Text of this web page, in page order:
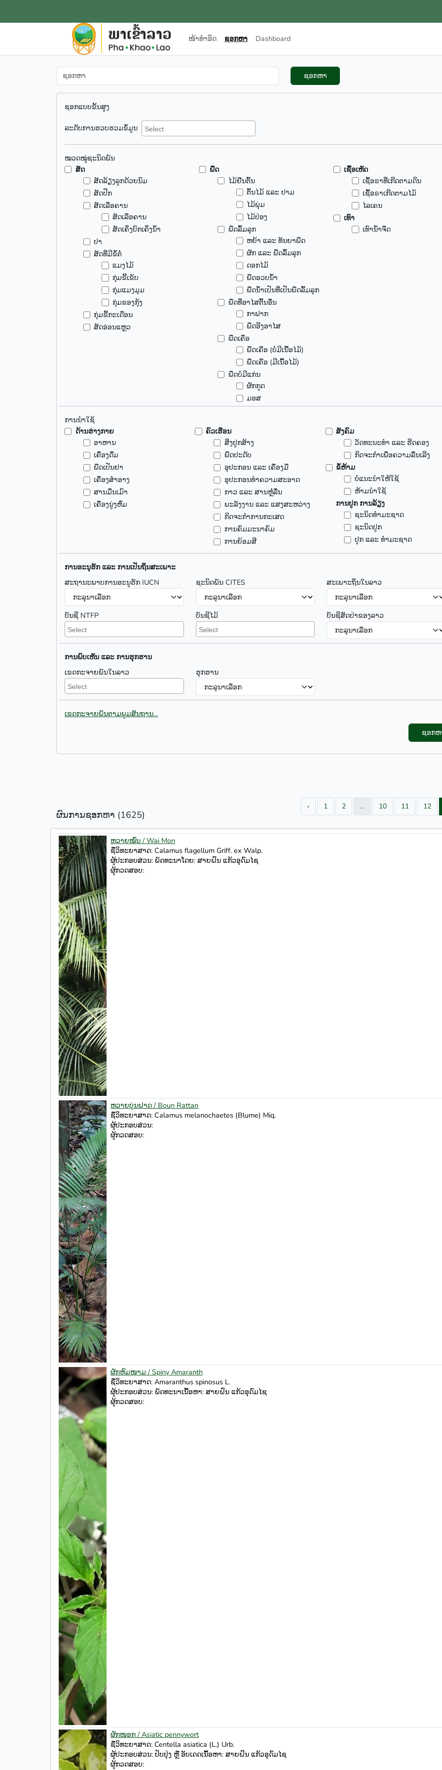
ໜ້າທຳອິດ ຊອກຫາ Dashboard
ຊອກຫາ
ຊອກແບບຂັ້ນສູງ
ລະດັບການຮວບຮວມຂໍ້ມູນ
ໝວດໝູ່ຊະນິດພັນ
ສັດ
ສັດລ້ຽງລູກດ້ວຍນົມ
ສັດປີກ
ສັດເລືອຄານ
ສັດເລືອຄານ
ສັດເຄິ່ງບົກເຄິ່ງນ້ຳ
ປາ
ສັດທີ່ມີຂໍ້ຕໍ່
ແມງໄມ້
ກຸ່ມຂີ້ເຂັບ
ກຸ່ມແມງມຸມ
ກຸ່ມຂອງກຸ້ງ
ກຸ່ມຂີ້ກະເດືອນ
ສັດອ່ອນແຫຼວ
ພືດ
ໄມ້ຢືນຕົ້ນ
ຕົ້ນໄມ້ ແລະ ປາມ
ໄມ້ພຸ່ມ
ໄມ້ປ່ອງ
ພືດລົ້ມລຸກ
ຫຍ້າ ແລະ ທັນຍາພືດ
ຜັກ ແລະ ພືດລົ້ມລຸກ
ດອກໄມ້
ພືດອວບນ້ຳ
ພືດນ້ຳເປັນທີ່ເປັນພືດລົ້ມລຸກ
ພືດທີ່ອາໄສຕົ້ນອື່ນ
ກາຟາກ
ພືດອີງອາໄສ
ພືດເຄືອ
ພືດເຄືອ (ບໍ່ມີເນື້ອໄມ້)
ພືດເຄືອ (ມີເນື້ອໄມ້)
ພືດບໍ່ມີແກ່ນ
ຜັກກູດ
ມອສ
ເຊື້ອເຫັດ
ເຊື້ອຣາທີ່ເກີດຕາມດິນ
ເຊື້ອຣາເກີດຕາມໄມ້
ໄລເຄນ
ເທົາ
ເທົານ້ຳຈືດ
ການນຳໃຊ້
ດ້ານຮ່າງກາຍ
ອາຫານ
ເຄື່ອງດື່ມ
ພືດເປັນຢາ
ເຄື່ອງສຳອາງ
ສານມື່ນເມົາ
ເຄື່ອງນູ່ງຫົ່ມ
ຄົວເຮືອນ
ສິ່ງປູກສ້າງ
ພືດປະດັບ
ອຸປະກອນ ແລະ ເຄື່ອງມື
ອຸປະກອນທຳຄວາມສະອາດ
ກາວ ແລະ ສານຫຼໍ່ລື່ນ
ພະລັງງານ ແລະ ແສງສະຫວ່າງ
ກິດຈະກຳການກະເສດ
ການຄົມມະນາຄົມ
ການຍ້ອມສີ
ສັງຄົມ
ວັດທະນະທຳ ແລະ ຮີດຄອງ
ກິດຈະກໍາເພື່ອຄວາມລື່ນເລີງ
ຂໍ້ຫ້າມ
ບໍ່ແນະນຳໃຫ້ໃຊ້
ຫ້າມນຳໃຊ້
ການປູກ ການລ້ຽງ
ຊະນິດທຳມະຊາດ
ຊະນິດປູກ
ປູກ ແລະ ທຳມະຊາດ
ການອະນຸຮັກ ແລະ ການເປັນຖິ່ນສະເພາະ
ສະຖານະພາບການອະນູຮັກ IUCN
ຊະນິດພັນ CITES ສະເພາະຖິ່ນໃນລາວ
ບັນຊີ NTFP ບັນຊີໄມ້ ບັນຊີສັດປ່າຂອງລາວ
ການພົບເຫັນ ແລະ ການຮຸກຮານ
ເຂດກະຈາຍພັນໃນລາວ
ຮຸກຮານ
ເຂດກະຈາຍພັນຕາມພູມສັນຖານ...
ຊອກຫ
ຜົນການຊອກຫາ (1625)
‹ 1 2 ... 10 11 12
ຫວາຍໝົ່ນ / Wai Mon
ຊື່ວິທະຍາສາດ: Calamus flagellum Griff. ex Walp.
ຜູ້ປະກອບສ່ວນ: ພັດທະນາໂດຍ: ສາຍຝົນ ແກ້ວອຸດົມໄຊ
ຜູ້ກວດສອບ:
ຫວາຍບຸ່ນຝາດ / Boun Rattan
ຊື່ວິທະຍາສາດ: Calamus melanochaetes (Blume) Miq.
ຜູ້ປະກອບສ່ວນ:
ຜູ້ກວດສອບ:
ຜັກຫົມໜາມ / Spiny Amaranth
ຊື່ວິທະຍາສາດ: Amaranthus spinosus L.
ຜູ້ປະກອບສ່ວນ: ພັດທະນາເນື້ອຫາ: ສາຍຝົນ ແກ້ວອຸດົມໄຊ
ຜູ້ກວດສອບ:
ຜັກໜອກ / Asiatic pennywort
ຊື່ວິທະຍາສາດ: Centella asiatica (L.) Urb.
ຜູ້ປະກອບສ່ວນ: ປັບປຸ່ງ ຫຼື ອັບເດດເນື້ອຫາ: ສາຍຝົນ ແກ້ວອຸດົມໄຊ
ຜູ້ກວດສອບ: